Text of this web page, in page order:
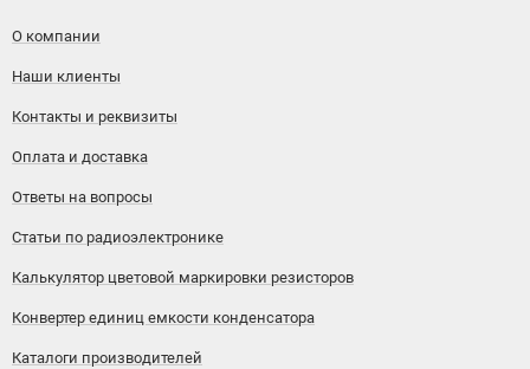
О компании
Наши клиенты
Контакты и реквизиты
Оплата и доставка
Ответы на вопросы
Статьи по радиоэлектронике
Калькулятор цветовой маркировки резисторов
Конвертер единиц емкости конденсатора
Каталоги производителей